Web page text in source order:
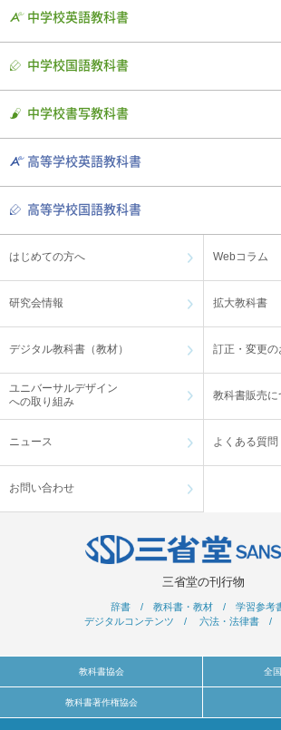
中学校英語教科書
中学校国語教科書
中学校書写教科書
高等学校英語教科書
高等学校国語教科書
はじめての方へ Webコラム
研究会情報 拡大教科書
デジタル教科書（教材） 訂正・変更の
ユニバーサルデザイン
への取り組み
教科書販売に
ニュース よくある質問
お問い合わせ
三省堂の刊行物
辞書 / 教科書・教材 / 学習参考
デジタルコンテンツ / 六法・法律書 /
教科書協会 全
教科書著作権協会